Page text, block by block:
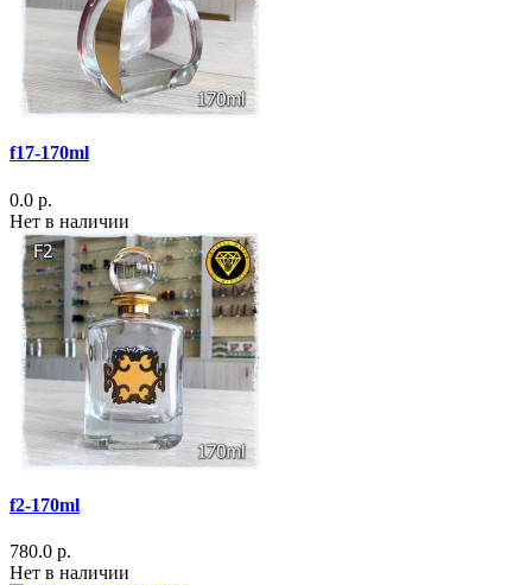
f17-170ml
0.0 р.
Нет в наличии
f2-170ml
780.0 р.
Нет в наличии